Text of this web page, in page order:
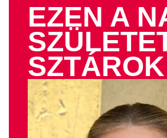
EZEN A
SZTÁROK